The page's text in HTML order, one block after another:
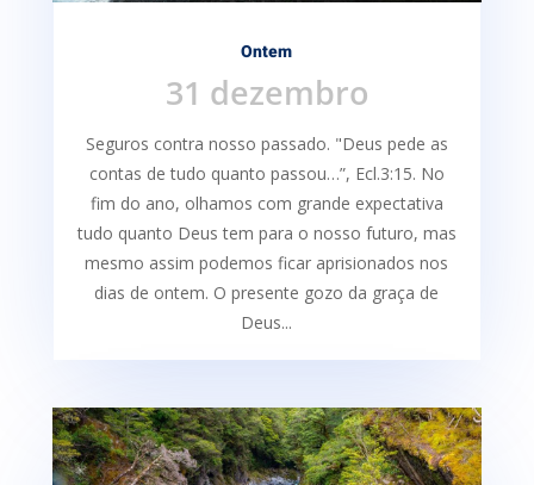
Ontem
31 dezembro
Seguros contra nosso passado. "Deus pede as
contas de tudo quanto passou…”, Ecl.3:15. No
fim do ano, olhamos com grande expectativa
tudo quanto Deus tem para o nosso futuro, mas
mesmo assim podemos ficar aprisionados nos
dias de ontem. O presente gozo da graça de
Deus...